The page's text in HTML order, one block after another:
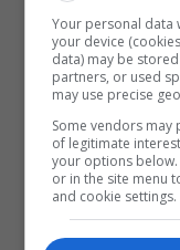
Your personal data
your device
data) may be
partners, or used
may use precise
Some vendors
of legitimate
your options
or in the site menu
and cookie settings.